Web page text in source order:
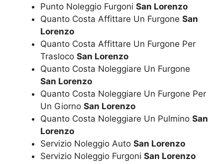
Punto Noleggio Furgoni San Lorenzo
Quanto Costa Affittare Un Furgone San
Lorenzo
Quanto Costa Affittare Un Furgone Per
Trasloco San Lorenzo
Quanto Costa Noleggiare Un Furgone
San Lorenzo
Quanto Costa Noleggiare Un Furgone Per
Un Giorno San Lorenzo
Quanto Costa Noleggiare Un Pulmino San
Lorenzo
Servizio Noleggio Auto San Lorenzo
Servizio Noleggio Furgoni San Lorenzo